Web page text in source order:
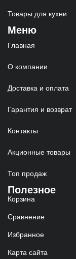
Товары для кухни
Меню
Главная
О компании
Доставка и оплата
Гарантия и возврат
Контакты
Акционные товары
Топ продаж
Полезное
Корзина
Сравнение
Избранное
Карта сайта